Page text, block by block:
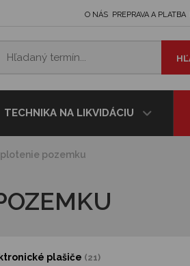
O NÁS PREPRAVA A PLATBA
TECHNIKA NA LIKVIDÁCIU
pozemku
plašiče (21)